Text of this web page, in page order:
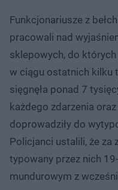
Funkcjonariusze z
pracowali nad
sklepowych, do
w ciągu ostatnich kilku
sięgnęła ponad 7
każdego zdarzenia
doprowadziły do
Policjanci ustalili, że za
typowany przez nich
mundurowym z